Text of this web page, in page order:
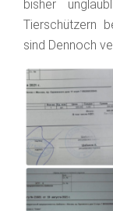
bisher
Tierschützern
sind Dennoch